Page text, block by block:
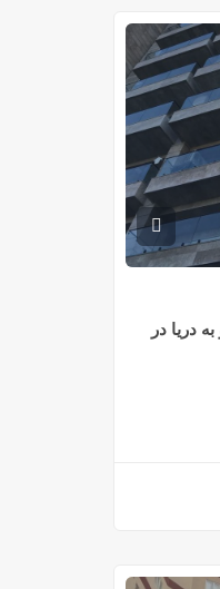
رو به دریا در